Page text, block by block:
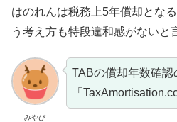
はのれんは税務上5年償却とな
う考え方も特段違和感がないと
みやび
TABの償却年数確認
「